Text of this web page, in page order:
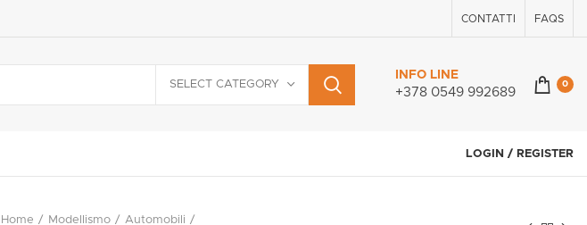
CONTATTI FAQS
SELECT CATEGORY
INFO LINE
+378 0549 992689
0
LOGIN / REGISTER
Home Modellismo
Automobili